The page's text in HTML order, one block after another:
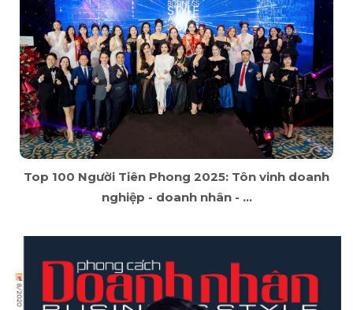
Top 100 Người Tiên Phong 2025: Tôn vinh doanh
nghiệp - doanh nhân - ...